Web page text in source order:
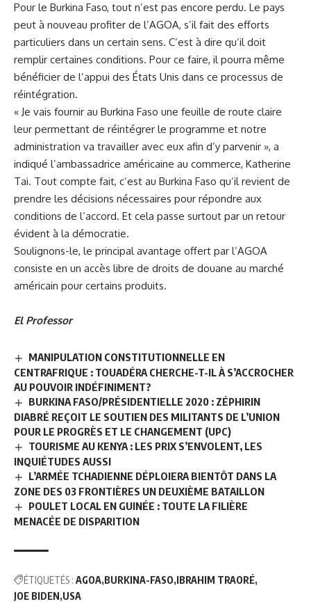
Pour le Burkina Faso, tout n’est pas encore perdu. Le pays
peut à nouveau profiter de l’AGOA, s’il fait des efforts
particuliers dans un certain sens. C’est à dire qu’il doit
remplir certaines conditions. Pour ce faire, il pourra même
bénéficier de l’appui des États Unis dans ce processus de
réintégration.
« Je vais fournir au Burkina Faso une feuille de route claire
leur permettant de réintégrer le programme et notre
administration va travailler avec eux afin d’y parvenir », a
indiqué l’ambassadrice américaine au commerce, Katherine
Tai. Tout compte fait, c’est au Burkina Faso qu’il revient de
prendre les décisions nécessaires pour répondre aux
conditions de l’accord. Et cela passe surtout par un retour
évident à la démocratie.
Soulignons-le, le principal avantage offert par l’AGOA
consiste en un accès libre de droits de douane au marché
américain pour certains produits.
El Professor
MANIPULATION CONSTITUTIONNELLE EN
CENTRAFRIQUE : TOUADÉRA CHERCHE-T-IL À S’ACCROCHER
AU POUVOIR INDÉFINIMENT?
BURKINA FASO/PRÉSIDENTIELLE 2020 : ZÉPHIRIN
DIABRÉ REÇOIT LE SOUTIEN DES MILITANTS DE L’UNION
POUR LE PROGRÈS ET LE CHANGEMENT (UPC)
TOURISME AU KENYA : LES PRIX S’ENVOLENT, LES
INQUIÉTUDES AUSSI
L’ARMÉE TCHADIENNE DÉPLOIERA BIENTÔT DANS LA
ZONE DES 03 FRONTIÈRES UN DEUXIÈME BATAILLON
POULET LOCAL EN GUINÉE : TOUTE LA FILIÈRE
MENACÉE DE DISPARITION
ÉTIQUETÉS : AGOA BURKINA-FASO IBRAHIM TRAORÉ
JOE BIDEN USA